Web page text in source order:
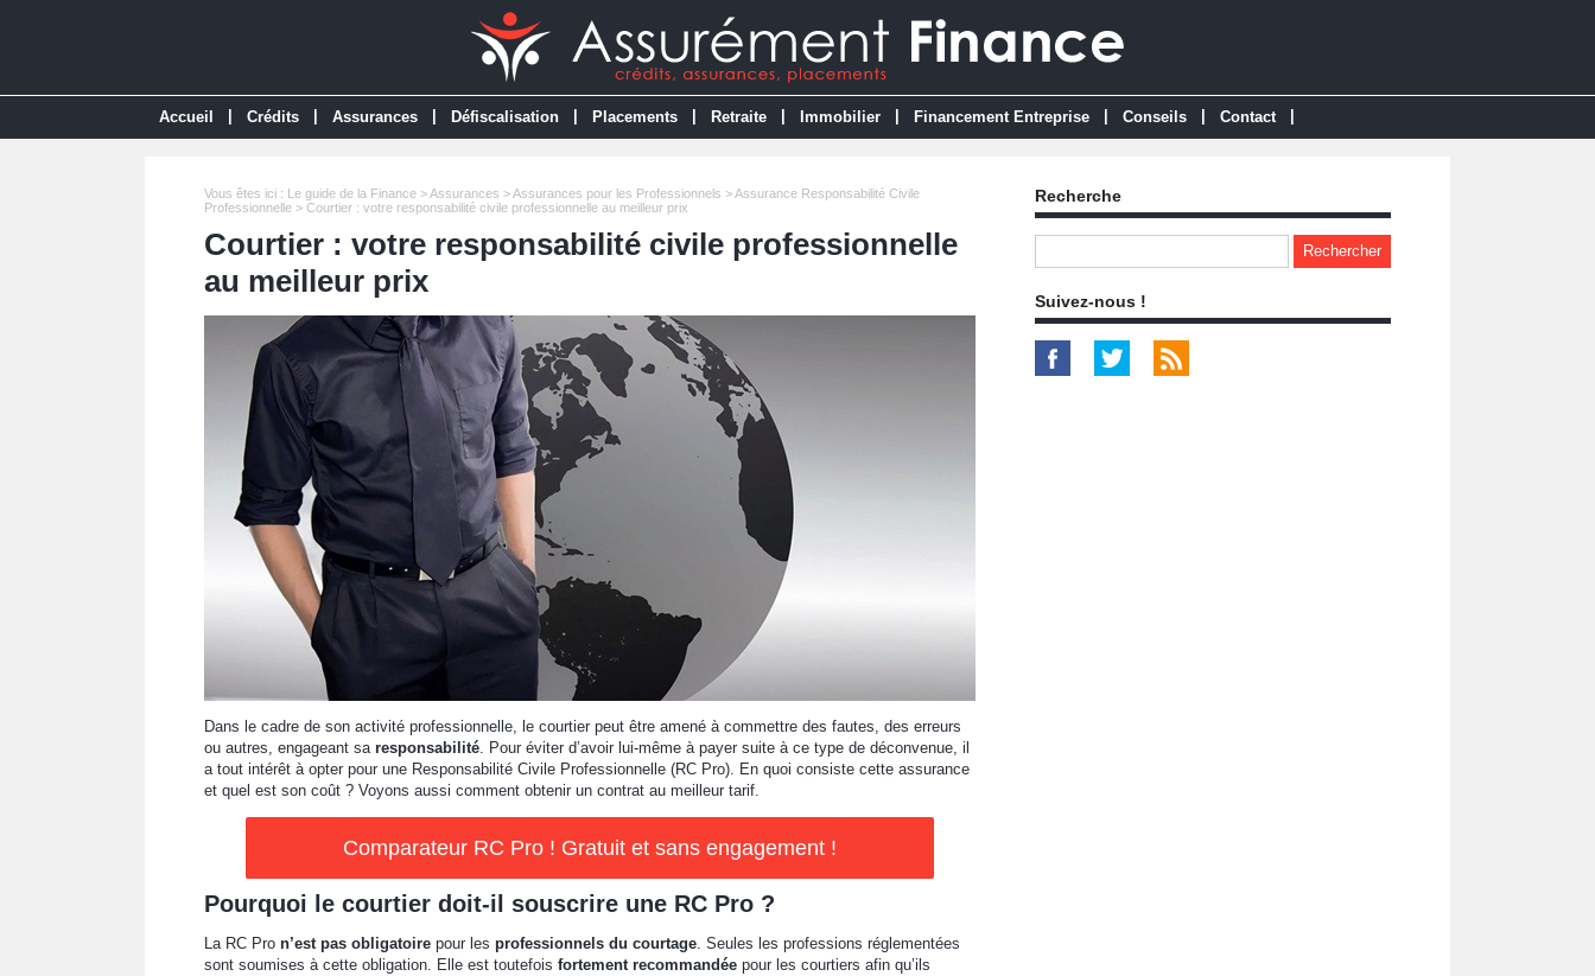
Accueil Crédits Assurances Défiscalisation Placements Retraite Immobilier Financement Entreprise Conseils Contact
Vous êtes ici : Le guide de la Finance >Assurances >Assurances pour les Professionnels >Assurance Responsabilité Civile
Professionnelle > Courtier : votre responsabilité civile professionnelle au meilleur prix
Courtier : votre responsabilité civile professionnelle
au meilleur prix
Dans le cadre de son activité professionnelle, le courtier peut être amené à commettre des fautes, des erreurs
ou autres, engageant sa responsabilité. Pour éviter d’avoir lui-même à payer suite à ce type de déconvenue, il
a tout intérêt à opter pour une Responsabilité Civile Professionnelle (RC Pro). En quoi consiste cette assurance
et quel est son coût ? Voyons aussi comment obtenir un contrat au meilleur tarif.
Comparateur RC Pro ! Gratuit et sans engagement !
Pourquoi le courtier doit-il souscrire une RC Pro ?
La RC Pro n’est pas obligatoire pour les professionnels du courtage. Seules les professions réglementées
sont soumises à cette obligation. Elle est toutefois fortement recommandée pour les courtiers afin qu’ils
Recherche
Suivez-nous !